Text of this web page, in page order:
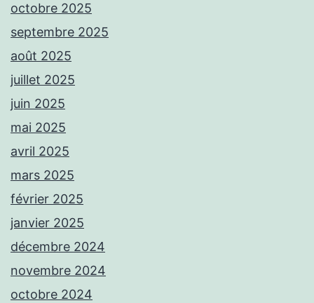
octobre 2025
septembre 2025
août 2025
juillet 2025
juin 2025
mai 2025
avril 2025
mars 2025
février 2025
janvier 2025
décembre 2024
novembre 2024
octobre 2024